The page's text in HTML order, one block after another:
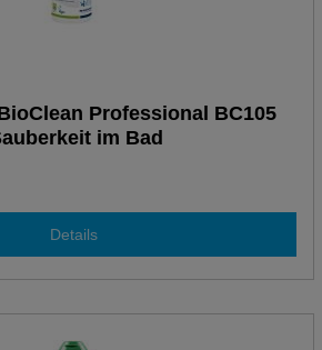
Professional BC105
im Bad
Details